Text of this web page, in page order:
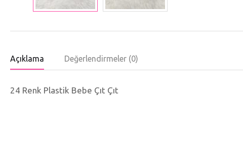
Açıklama Değerlendirmeler (0)
24 Renk Plastik Bebe Çıt Çıt